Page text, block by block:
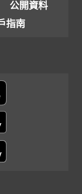
公開資料
指南